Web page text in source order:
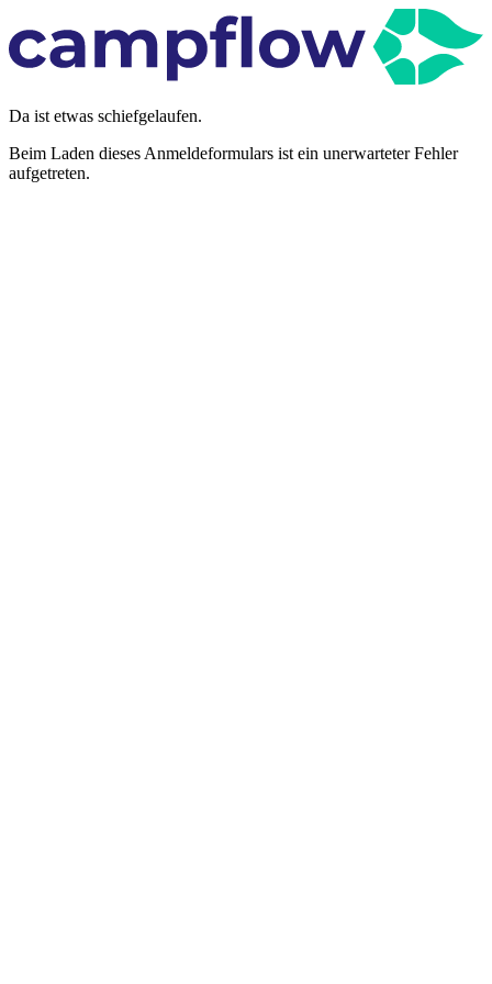
Da ist etwas schiefgelaufen.
Beim Laden dieses Anmeldeformulars ist ein unerwarteter Fehler
aufgetreten.